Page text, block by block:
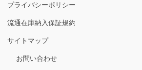
プライバシーポリシー
流通在庫納入保証規約
サイトマップ
お問い合わせ